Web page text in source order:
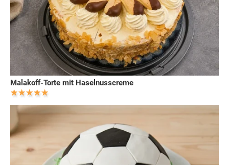
Malakoff-Torte mit Haselnusscreme